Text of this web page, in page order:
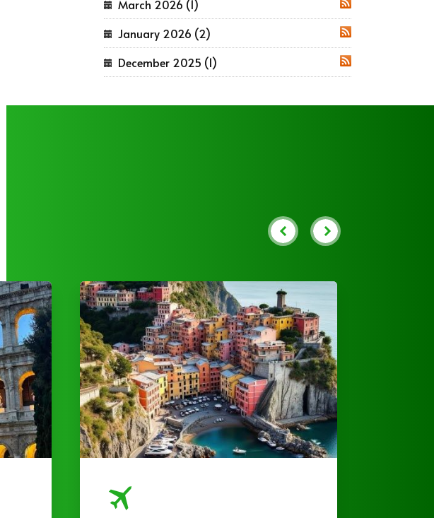
March 2026 (1)
January 2026 (2)
December 2025 (1)